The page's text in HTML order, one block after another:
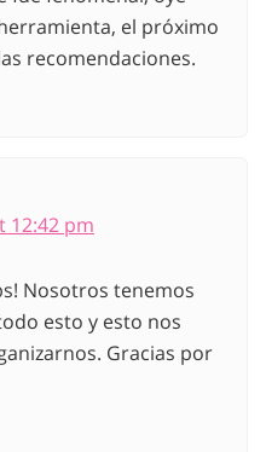
el próximo
recomendaciones.
12:42 pm
Nosotros tenemos
esto y esto nos
Gracias por